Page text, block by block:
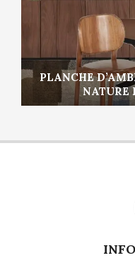
PLANCHE
NATURE